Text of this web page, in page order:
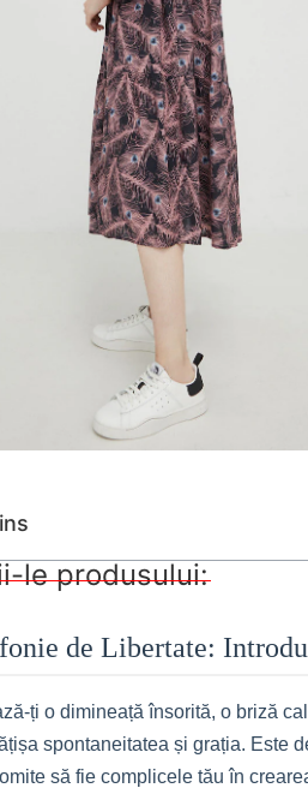
le produsului:
de Libertate:
ți o dimineață însorită, o briză
spontaneitatea și grația. Este
să fie complicele tău în